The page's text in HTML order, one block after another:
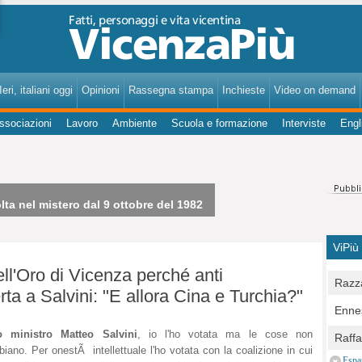
italiani oggi Opinioni Rassegna stampa Inchieste Video on demand
Lavoro Ambiente Scuola e formazione Interviste
nel mistero dal 9 ottobre del 1982
di Vicenza perché anti
a Salvini: "E allora Cina e Turchia?"
ministro Matteo Salvini, io l'ho votata ma le cose non
Per onestÃ intellettuale l'ho votata con la coalizione in cui
ViPiù
per
E